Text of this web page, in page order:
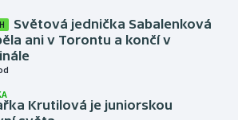
Světová jednička Sabalenková
ani v Torontu a končí v
Krutilová je juniorskou